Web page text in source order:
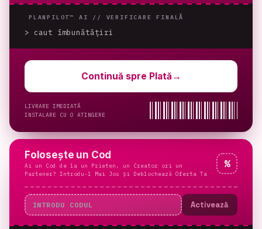
PLANPILOT™ AI // VERIFICARE FINALĂ
> caut îmbunătățiri
Continuă spre Plată →
LIVRARE IMEDIATĂ
INSTALARE CU O ATINGERE
Folosește un Cod
Ai un Cod de la un Prieten, un Creator ori un
Partener? Introdu-l Mai Jos și Deblochează Oferta Ta
%
Activează